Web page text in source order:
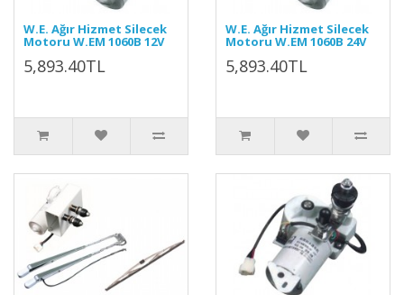
W.E. Ağır Hizmet Silecek
Motoru W.EM 1060B 12V
5,893.40TL
W.E. Ağır Hizmet Silecek
Motoru W.EM 1060B 24V
5,893.40TL